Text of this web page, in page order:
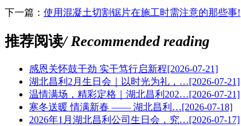
下一篇： 使用混凝土切割锯片在施工时需注意的那些事!
推荐阅读/ Recommended reading
感恩关怀鼓干劲 实干笃行启新程[2026-07-21]
湖北昌利2月生日会｜以时光为礼，…[2026-07-21]
温情满场，精彩定格｜湖北昌利202…[2026-07-21]
寒冬送暖 情满新春 —— 湖北昌利…[2026-07-18]
2026年1月湖北昌利公司生日会，究…[2026-07-17]